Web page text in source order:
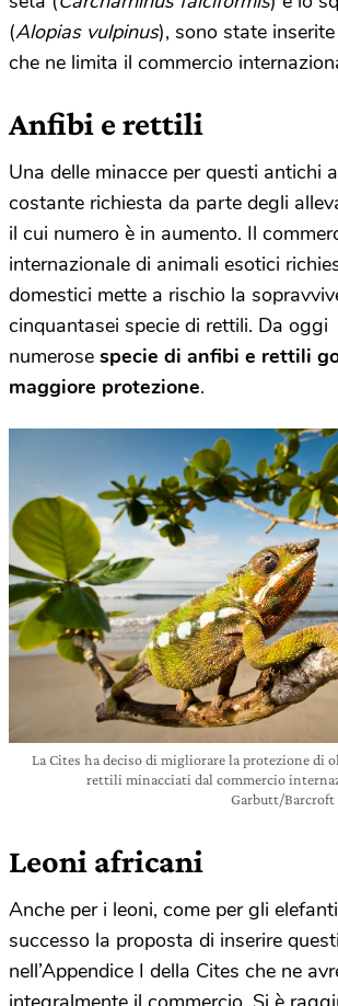
(Alopias vulpinus), sono state inserite
che ne limita il commercio
Anfibi e rettili
Una delle minacce per questi antichi
costante richiesta da parte degli
il cui numero è in aumento. Il
internazionale di animali esotici
domestici mette a rischio la
cinquantasei specie di rettili. Da oggi
numerose specie di anfibi e rettili
maggiore protezione.
La Cites ha deciso di migliorare la protezione di
rettili minacciati dal commercio
Garbutt/Barcroft
Leoni africani
Anche per i leoni, come per gli
successo la proposta di inserire
nell’Appendice I della Cites che ne